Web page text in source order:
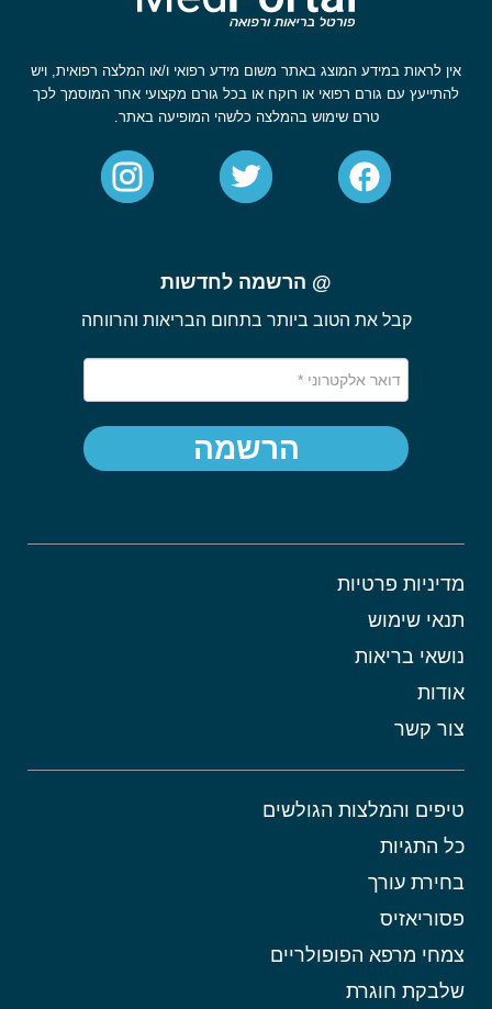
אין לראות במידע המוצג באתר משום מידע רפואי ו/או המלצה רפואית, ויש
להתייעץ עם גורם רפואי או רוקח או בכל גורם מקצועי אחר המוסמך לכך
טרם שימוש בהמלצה כלשהי המופיעה באתר.
מדיניות פרטיות
תנאי שימוש
נושאי בריאות
אודות
צור קשר
טיפים והמלצות הגולשים
כל התגיות
בחירת עורך
פסוריאזיס
צמחי מרפא הפופולריים
שלבקת חוגרת
@ הרשמה לחדשות
קבל את הטוב ביותר בתחום הבריאות והרווחה
הרשמה